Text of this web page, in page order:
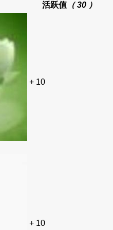
活跃值（ 30 ）
+ 10
+ 10